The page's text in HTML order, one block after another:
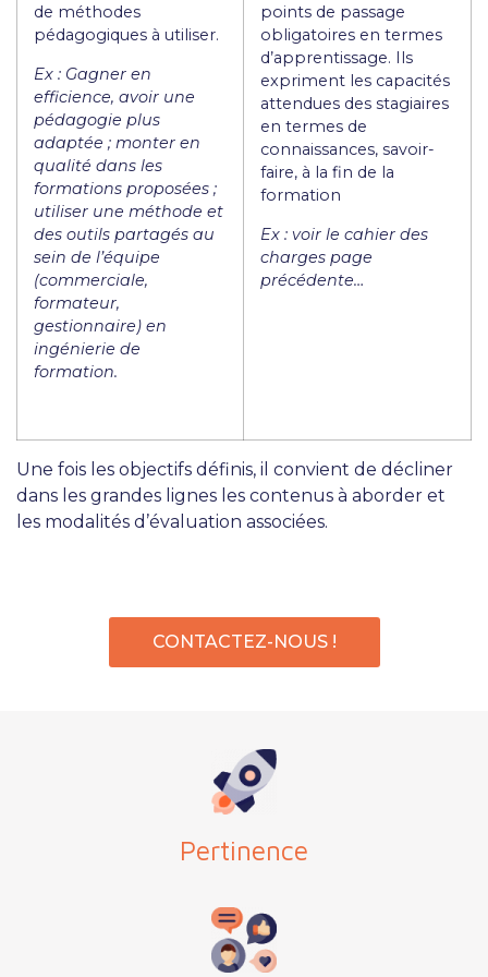
de méthodes
pédagogiques à utiliser.
Ex : Gagner en
efficience, avoir une
pédagogie plus
adaptée ; monter en
qualité dans les
formations proposées ;
utiliser une méthode et
des outils partagés au
sein de l’équipe
(commerciale,
formateur,
gestionnaire) en
ingénierie de
formation.
points de passage
obligatoires en termes
d’apprentissage. Ils
expriment les capacités
attendues des stagiaires
en termes de
connaissances, savoir-
faire, à la fin de la
formation
Ex : voir le cahier des
charges page
précédente…
Une fois les objectifs définis, il convient de décliner
dans les grandes lignes les contenus à aborder et
les modalités d’évaluation associées.
CONTACTEZ-NOUS !
Pertinence